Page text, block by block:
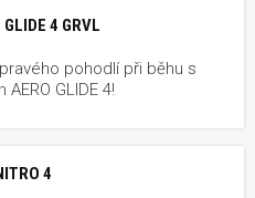
4 GRVL
pohodlí při běhu s
GLIDE 4!
4